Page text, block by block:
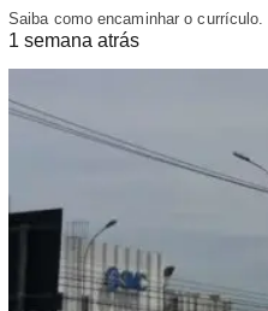
Saiba como encaminhar o currículo.
1 semana atrás